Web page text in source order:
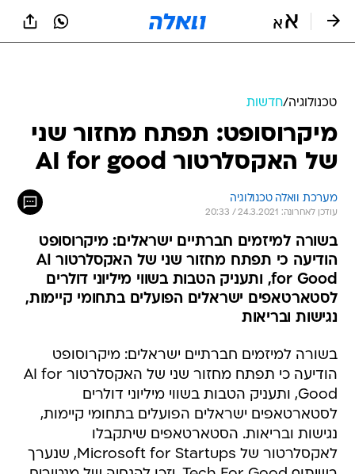
טכנולוגיה/חדשות
מיקרוסופט: תפתח מחזור שני
של האקסלרטור AI for good
מערכת וואלה טכנולוגיה
עודכן לאחרונה: 24.3.2021 / 20:33
בשורה למיזמים חברתיים ישראלים: מיקרוסופט
הודיעה כי תפתח מחזור שני של האקסלרטור AI
for Good, ותעניק הטבות בשווי מיליוני דולרים
לסטארטאפים ישראלים הפועלים בתחומי קיימות,
נגישות ובריאות
בשורה למיזמים חברתיים ישראלים: מיקרוסופט
הודיעה כי תפתח מחזור שני של האקסלרטור AI for
Good, ותעניק הטבות בשווי מיליוני דולרים
לסטארטאפים ישראלים הפועלים בתחומי קיימות,
נגישות ובריאות. הסטארטאפים שיתקבלו
לאקסלרטור של Microsoft for Startups, שנערך